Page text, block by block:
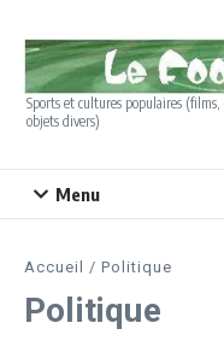
Sports et cultures populaires
objets divers)
Menu
Accueil / Politique
Politique